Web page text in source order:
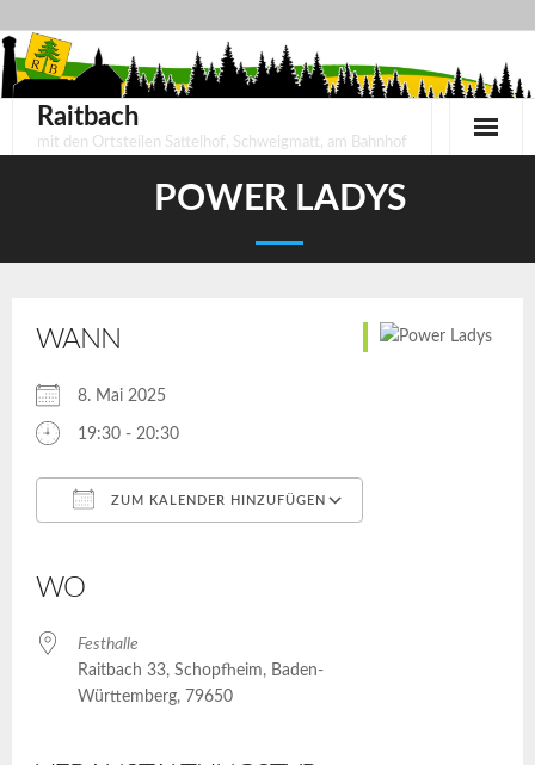
Skip
to
contentRaitbach
mit den Ortsteilen Sattelhof, Schweigmatt, am Bahnhof
POWER LADYS
WANN
8. Mai 2025
19:30 - 20:30
ZUM KALENDER HINZUFÜGEN
WO
Festhalle
Raitbach 33, Schopfheim, Baden-
Württemberg, 79650